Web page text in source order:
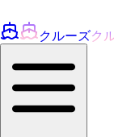
クルーズク